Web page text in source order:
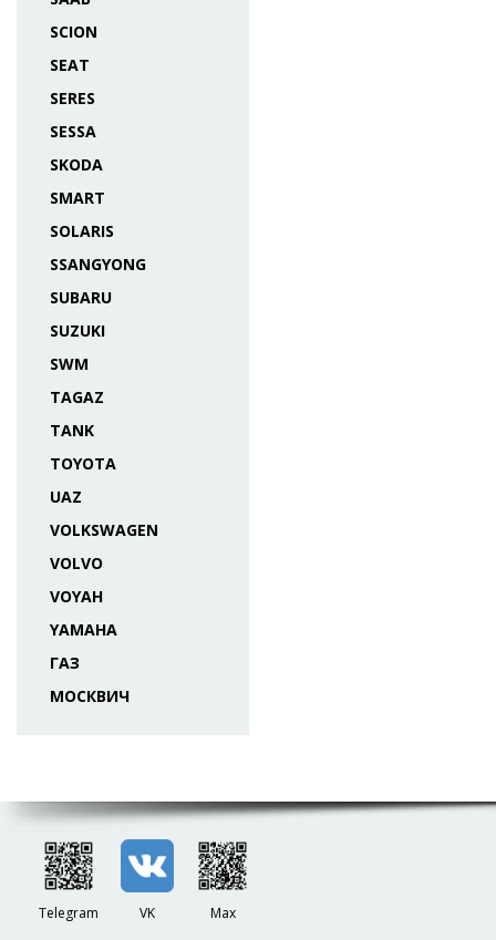
SCION
SEAT
SERES
SESSA
SKODA
SMART
SOLARIS
SSANGYONG
SUBARU
SUZUKI
SWM
TAGAZ
TANK
TOYOTA
UAZ
VOLKSWAGEN
VOLVO
VOYAH
YAMAHA
ГАЗ
МОСКВИЧ
Telegram VK Max